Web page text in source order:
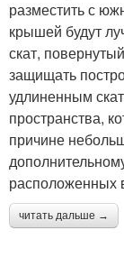
разместить с
крышей будут
скат,
защищать
удлиненным
пространства,
причине
расположенных
читать дальше →